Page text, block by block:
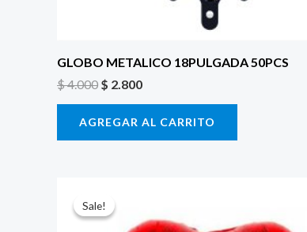
GLOBO METALICO 18PULGADA 50PCS
$4.000 $ 2.800
AGREGAR AL CARRITO
Sale!
Sale!precio
original
actual